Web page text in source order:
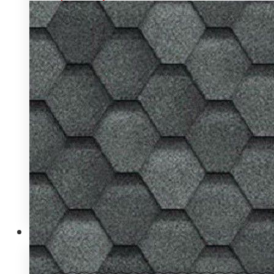
МАНСАРДНЫЕ ОКНА
Fakro (Факро)
Velux (Велюкс)
ЧЕРДАЧНЫЕ ЛЕСТНИЦЫ
Fakro (Факро)
Docke (Деке)
СНЕГОДЕРЖАНИЕ И ОГРАЖДЕНИЯ
GrandLine (ГрандЛайн)
Русь
РЕШЕНИЯ ДЛЯ ДАЧИ
ДЫМОХОДЫ
АКСЕССУАРЫ ДЛЯ КРОВЛИ
ЗАЩИТНЫЕ КОЗЫРЬКИ
СИСТЕМА ВОДООТВЕДЕНИЯ АЛЬТА ПРОФИЛЬ
Вентиляционные проходки
дорабатывается
Фасады
Фасады